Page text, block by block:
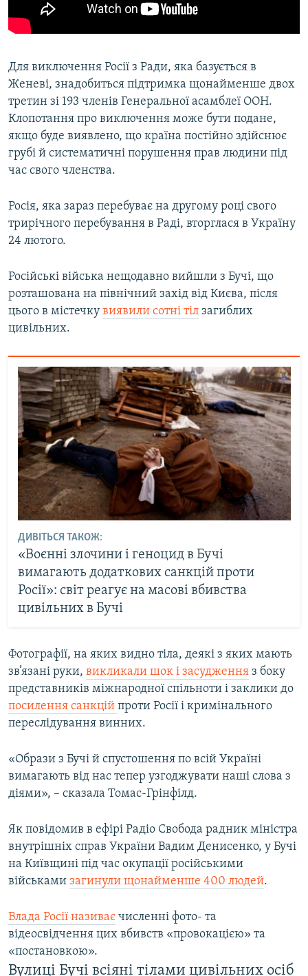
Для виключення Росії з Ради, яка базується в
Женеві, знадобиться підтримка щонайменше двох
третин зі 193 членів Генеральної асамблеї ООН.
Клопотання про виключення може бути подане,
якщо буде виявлено, що країна постійно здійснює
грубі й систематичні порушення прав людини під
час свого членства.
Росія, яка зараз перебуває на другому році свого
трирічного перебування в Раді, вторглася в Україну
24 лютого.
Російські війська нещодавно вийшли з Бучі, що
розташована на північний захід від Києва, після
цього в містечку виявили сотні тіл загиблих
цивільних.
ДИВІТЬСЯ ТАКОЖ:
«Воєнні злочини і геноцид в Бучі
вимагають додаткових санкцій проти
Росії»: світ реагує на масові вбивства
цивільних в Бучі
Фотографії, на яких видно тіла, деякі з яких мають
зв’язані руки, викликали шок і засудження з боку
представників міжнародної спільноти і заклики до
посилення санкцій проти Росії і кримінального
переслідування винних.
«Образи з Бучі й спустошення по всій Україні
вимагають від нас тепер узгоджувати наші слова з
діями», – сказала Томас-Грінфілд.
Як повідомив в ефірі Радіо Свобода радник міністра
внутрішніх справ України Вадим Денисенко, у Бучі
на Київщині під час окупації російськими
військами загинули щонайменше 400 людей.
Влада Росії називає численні фото- та
відеосвідчення цих вбивств «провокацією» та
«постановкою».
Вулиці Бучі всіяні тілами цивільних осіб